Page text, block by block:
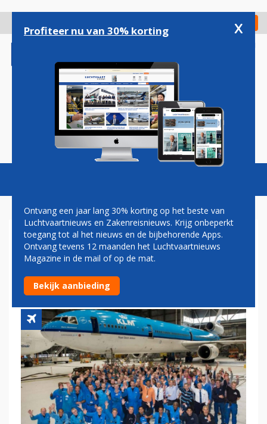
gaan
Check in
Magazine Podcasts Vacatures
KLM-TECHNICI ZEGGEN 'NEE'
TEGEN CAO-BOD
MAATSCHAPPIJ
Profiteer nu van 30% korting x
Ontvang een jaar lang 30% korting op het beste van
Luchtvaartnieuws en Zakenreisnieuws. Krijg onbeperkt
toegang tot al het nieuws en de bijbehorende Apps.
Ontvang tevens 12 maanden het Luchtvaartnieuws
Magazine in de mail of op de mat.
Bekijk aanbieding